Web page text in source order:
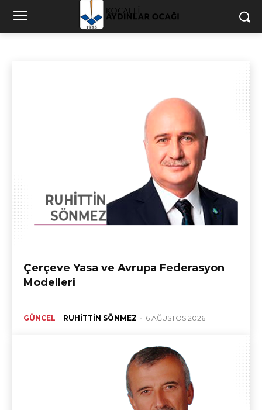
GÜNCEL
Çerçeve Yasa ve Avrupa Federasyon
Modelleri
GÜNCEL RUHITTIN SÖNMEZ - 6 AĞUSTOS 2026